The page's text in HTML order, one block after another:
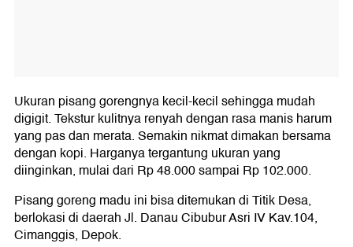
Ukuran pisang gorengnya kecil-kecil sehingga mudah
digigit. Tekstur kulitnya renyah dengan rasa manis harum
yang pas dan merata. Semakin nikmat dimakan bersama
dengan kopi. Harganya tergantung ukuran yang
diinginkan, mulai dari Rp 48.000 sampai Rp 102.000.
Pisang goreng madu ini bisa ditemukan di Titik Desa,
berlokasi di daerah Jl. Danau Cibubur Asri IV Kav.104,
Cimanggis, Depok.